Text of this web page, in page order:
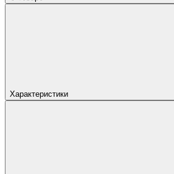
Характеристики